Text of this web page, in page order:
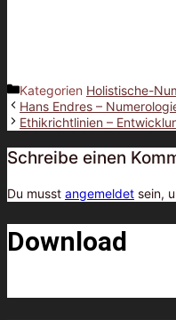
Kategorien Holistische-
Hans Endres –
Ethikrichtlinien –
Schreibe einen
Du musst angemeldet sein,
Download